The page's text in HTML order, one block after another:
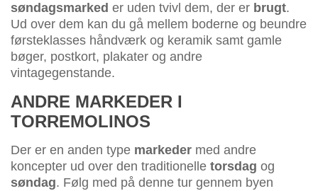
søndagsmarked er uden tvivl dem, der er brugt.
Ud over dem kan du gå mellem boderne og beundre
førsteklasses håndværk og keramik samt gamle
bøger, postkort, plakater og andre
vintagegenstande.
ANDRE MARKEDER I
TORREMOLINOS
Der er en anden type markeder med andre
koncepter ud over den traditionelle torsdag og
søndag. Følg med på denne tur gennem byen